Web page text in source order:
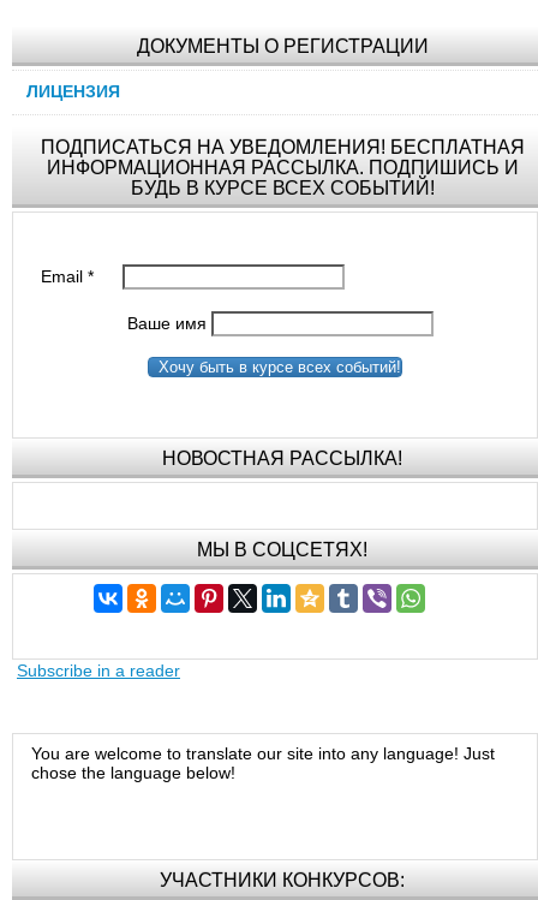
ДОКУМЕНТЫ О РЕГИСТРАЦИИ
ЛИЦЕНЗИЯ
ПОДПИСАТЬСЯ НА УВЕДОМЛЕНИЯ! БЕСПЛАТНАЯ
ИНФОРМАЦИОННАЯ РАССЫЛКА. ПОДПИШИСЬ И
БУДЬ В КУРСЕ ВСЕХ СОБЫТИЙ!
Email*
Ваше имя
Хочу быть в курсе всех событий!
НОВОСТНАЯ РАССЫЛКА!
МЫ В СОЦСЕТЯХ!
Subscribe in a reader
You are welcome to translate our site into any language! Just
chose the language below!
УЧАСТНИКИ КОНКУРСОВ: